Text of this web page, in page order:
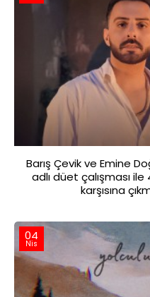
Barış Çevik ve Emine
adlı düet çalışması
karşısına
04
Nis